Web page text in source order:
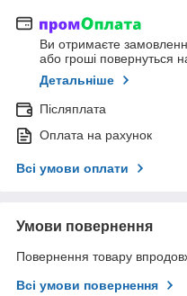
Ви отримаєте
або гроші повернуться
Детальніше
Післяплата
Оплата на рахунок
Всі умови оплати
Умови повернення
Повернення товару
Всі умови повернення